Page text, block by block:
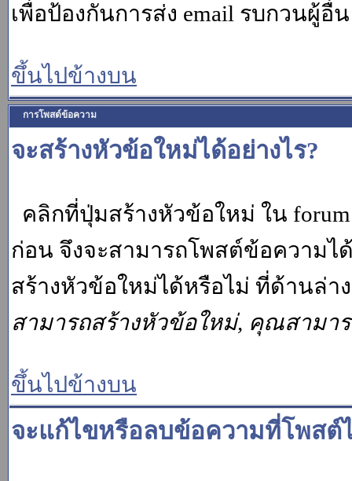
เพื่อป้องกันการส่ง email รบกวนผู้อื่
ขึ้นไปข้างบน
การโพสต์ข้อความ
จะสร้างหัวข้อใหม่ได้อย่างไร?
คลิกที่ปุ่มสร้างหัวข้อใหม่ ใน
ก่อน จึงจะสามารถโพสต์ข้อความ
สร้างหัวข้อใหม่ได้หรือไม่ ที่ด้านล่
สามารถสร้างหัวข้อใหม่, คุณสามา
ขึ้นไปข้างบน
จะแก้ไขหรือลบข้อความที่โพสต์